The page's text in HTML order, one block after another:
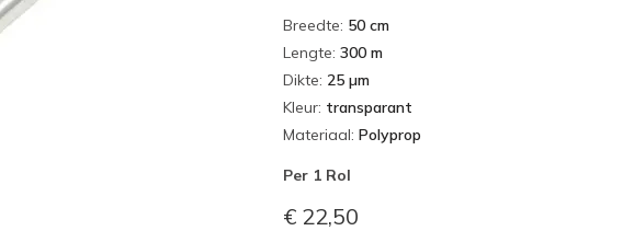
Breedte: 50 cm
Lengte: 300 m
Dikte: 25 µm
Kleur: transparant
Materiaal: Polyprop
Per 1 Rol
€ 22,50